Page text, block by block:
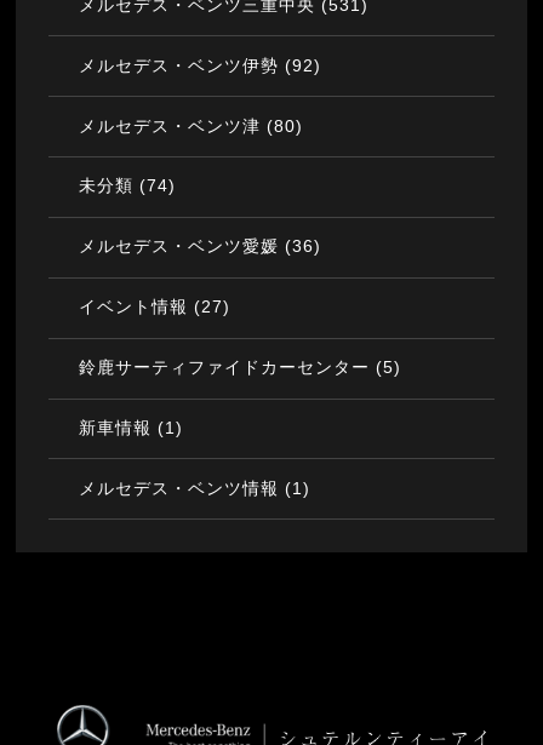
メルセデス・ベンツ三重中央 (531)
メルセデス・ベンツ伊勢 (92)
メルセデス・ベンツ津 (80)
未分類 (74)
メルセデス・ベンツ愛媛 (36)
イベント情報 (27)
鈴鹿サーティファイドカーセンター (5)
新車情報 (1)
メルセデス・ベンツ情報 (1)